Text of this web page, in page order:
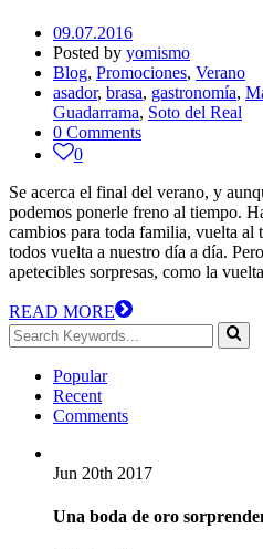
09.07.2016
Posted by yomismo
Blog, Promociones, Verano
asador, brasa, gastronomía,
Guadarrama, Soto del Real
0 Comments
0
Se acerca el final del verano, y
podemos ponerle freno al tiempo.
cambios para toda familia, vuelta al
todos vuelta a nuestro día a día.
apetecibles sorpresas, como la
READ MORE
Popular
Recent
Comments
Jun 20th 2017
Una boda de oro